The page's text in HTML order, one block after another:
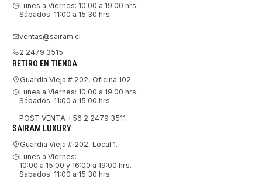
Lunes a Viernes: 10:00 a 19:00 hrs.
Sábados: 11:00 a 15:30 hrs.
ventas@sairam.cl
2 2479 3515
RETIRO EN TIENDA
Guardia Vieja # 202, Oficina 102
Lunes a Viernes: 10:00 a 19:00 hrs.
Sábados: 11:00 a 15:00 hrs.
POST VENTA +56 2 2479 3511
SAIRAM LUXURY
Guardia Vieja # 202, Local 1.
Lunes a Viernes:
10:00 a 15:00 y 16:00 a 19:00 hrs.
Sábados: 11:00 a 15:30 hrs.